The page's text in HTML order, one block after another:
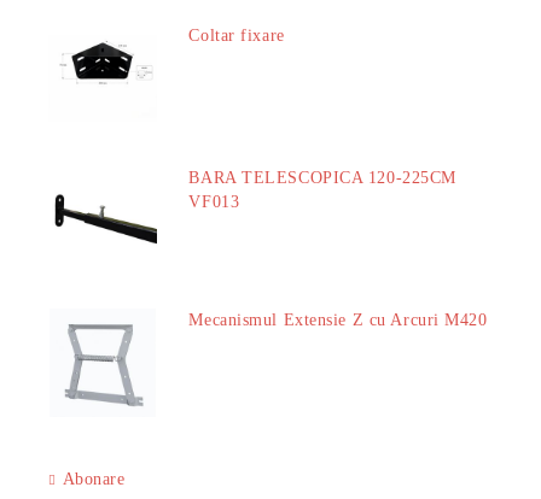
Coltar fixare
BARA TELESCOPICA 120-225CM
VF013
Mecanismul Extensie Z cu Arcuri M420
Abonare